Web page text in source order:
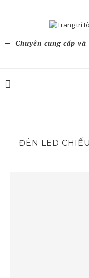
Chuyên cung cấp
ĐÈN LED